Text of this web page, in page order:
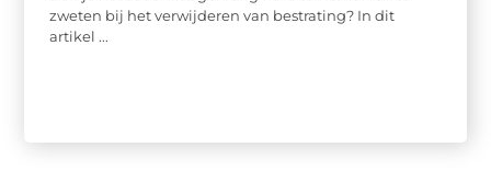
zweten bij het verwijderen van bestrating? In dit
artikel ...